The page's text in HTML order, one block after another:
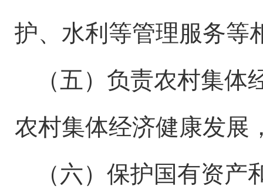
护、水利等管理服务等
（五）负责农村集
农村集体经济健康发展
（六）保护国有资